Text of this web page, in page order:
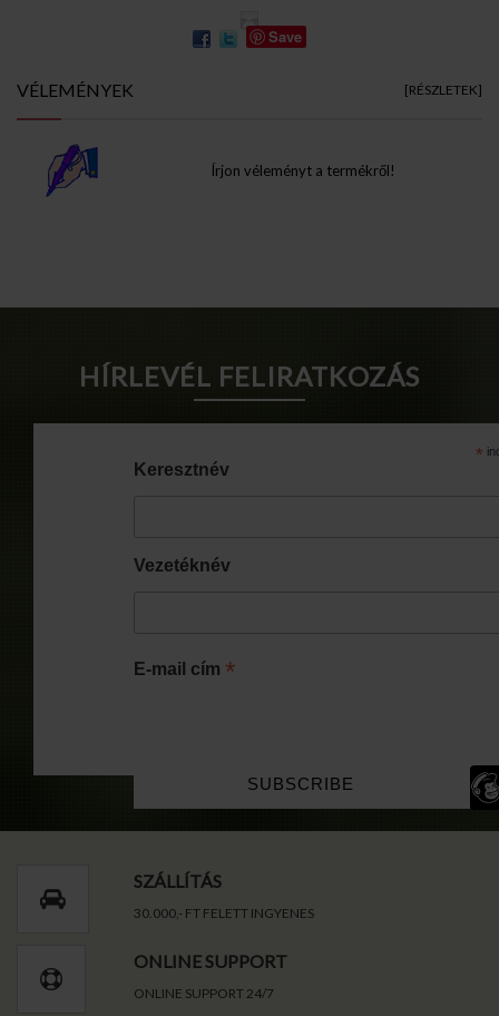
Save
VÉLEMÉNYEK [RÉSZLETEK]
Írjon véleményt a termékről!
HÍRLEVÉL FELIRATKOZÁS
*
Keresztnév
Vezetéknév
E-mail cím *
SZÁLLÍTÁS
30.000,- FT FELETT INGYENES
ONLINE SUPPORT
ONLINE SUPPORT 24/7